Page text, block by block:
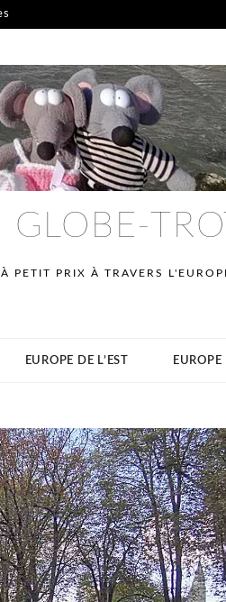
GLOBE-
PETIT PRIX À TRAVERS
EUROPE DE L’EST